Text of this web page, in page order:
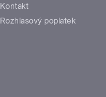
Kontakt
Rozhlasový poplatek